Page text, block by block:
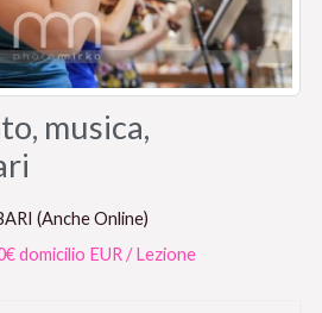
musica,
(Anche Online)
domicilio EUR / Lezione